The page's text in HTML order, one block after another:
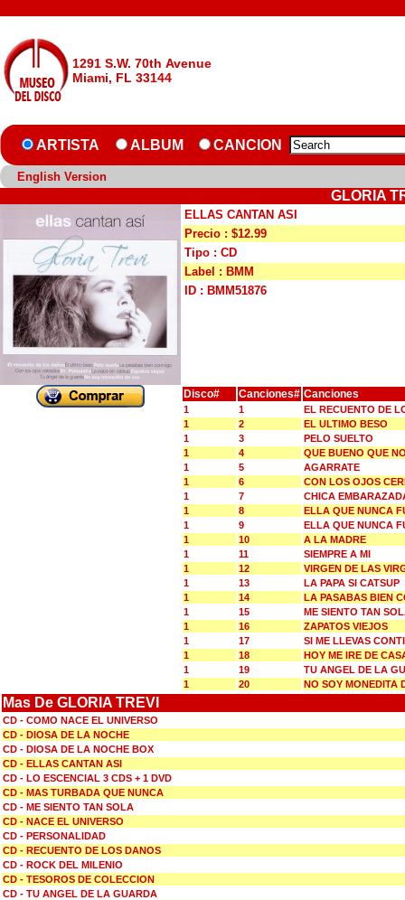
1291 S.W. 70th Avenue
Miami, FL 33144
ARTISTA ALBUM CANCION
English Version
GLORIA
ELLAS CANTAN ASI
Precio : $12.99
Tipo : CD
Label : BMM
ID : BMM51876
Disco# Canciones# Canciones
1 1
EL RECUENTO DE
1
2
EL ULTIMO BESO
1
3
PELO SUELTO
1
4
QUE BUENO QUE
1
5
AGARRATE
1
6
CON LOS OJOS
1
7
CHICA
1
8
ELLA QUE NUNCA
1
9
ELLA QUE NUNCA
1
10
A LA MADRE
1
11
SIEMPRE A MI
1
12
VIRGEN DE LAS
1
13
LA PAPA SI CATSUP
1
14
LA PASABAS BIEN
1
15
ME SIENTO TAN
1
16
ZAPATOS VIEJOS
1
17
SI ME LLEVAS
1
18
HOY ME IRE DE
1
19
TU ANGEL DE LA
1
20 NO SOY MONEDITA
Mas De GLORIA TREVI
CD - COMO NACE EL UNIVERSO
CD - DIOSA DE LA NOCHE
CD - DIOSA DE LA NOCHE BOX
CD - ELLAS CANTAN ASI
CD - LO ESCENCIAL 3 CDS + 1 DVD
CD - MAS TURBADA QUE NUNCA
CD - ME SIENTO TAN SOLA
CD - NACE EL UNIVERSO
CD - PERSONALIDAD
CD - RECUENTO DE LOS DANOS
CD - ROCK DEL MILENIO
CD - TESOROS DE COLECCION
CD - TU ANGEL DE LA GUARDA